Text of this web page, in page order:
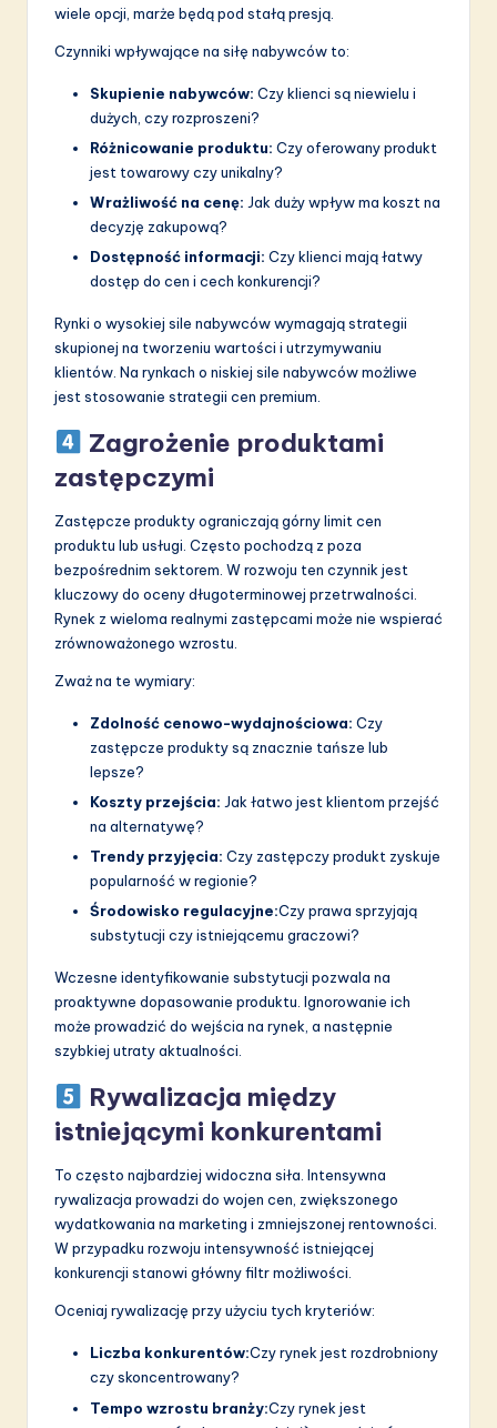
wiele opcji, marże będą pod stałą presją.
Czynniki wpływające na siłę nabywców to:
Skupienie nabywców: Czy klienci są niewielu i
dużych, czy rozproszeni?
Różnicowanie produktu: Czy oferowany produkt
jest towarowy czy unikalny?
Wrażliwość na cenę: Jak duży wpływ ma koszt na
decyzję zakupową?
Dostępność informacji: Czy klienci mają łatwy
dostęp do cen i cech konkurencji?
Rynki o wysokiej sile nabywców wymagają strategii
skupionej na tworzeniu wartości i utrzymywaniu
klientów. Na rynkach o niskiej sile nabywców możliwe
jest stosowanie strategii cen premium.
Zagrożenie produktami
zastępczymi
Zastępcze produkty ograniczają górny limit cen
produktu lub usługi. Często pochodzą z poza
bezpośrednim sektorem. W rozwoju ten czynnik jest
kluczowy do oceny długoterminowej przetrwalności.
Rynek z wieloma realnymi zastępcami może nie wspierać
zrównoważonego wzrostu.
Zważ na te wymiary:
Zdolność cenowo-wydajnościowa: Czy
zastępcze produkty są znacznie tańsze lub
lepsze?
Koszty przejścia: Jak łatwo jest klientom przejść
na alternatywę?
Trendy przyjęcia: Czy zastępczy produkt zyskuje
popularność w regionie?
Środowisko regulacyjne:Czy prawa sprzyjają
substytucji czy istniejącemu graczowi?
Wczesne identyfikowanie substytucji pozwala na
proaktywne dopasowanie produktu. Ignorowanie ich
może prowadzić do wejścia na rynek, a następnie
szybkiej utraty aktualności.
Rywalizacja między
istniejącymi konkurentami
To często najbardziej widoczna siła. Intensywna
rywalizacja prowadzi do wojen cen, zwiększonego
wydatkowania na marketing i zmniejszonej rentowności.
W przypadku rozwoju intensywność istniejącej
konkurencji stanowi główny filtr możliwości.
Oceniaj rywalizację przy użyciu tych kryteriów:
Liczba konkurentów:Czy rynek jest rozdrobniony
czy skoncentrowany?
Tempo wzrostu branży:Czy rynek jest